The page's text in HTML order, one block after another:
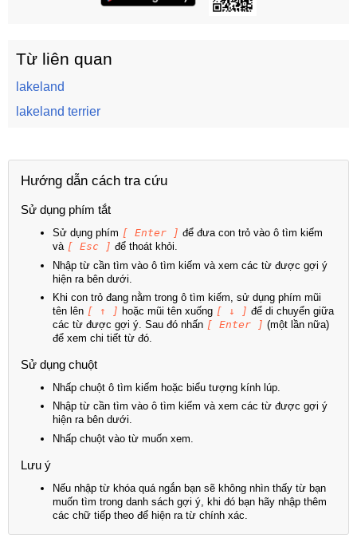
Từ liên quan
lakeland
lakeland terrier
Hướng dẫn cách tra cứu
Sử dụng phím tắt
Sử dụng phím [ Enter ] để đưa con trỏ vào ô tìm kiếm
và [ Esc ] để thoát khỏi.
Nhập từ cần tìm vào ô tìm kiếm và xem các từ được gợi ý
hiện ra bên dưới.
Khi con trỏ đang nằm trong ô tìm kiếm, sử dụng phím mũi
tên lên [ ↑ ] hoặc mũi tên xuống [ ↓ ] để di chuyển giữa
các từ được gợi ý. Sau đó nhấn [ Enter ] (một lần nữa)
để xem chi tiết từ đó.
Sử dụng chuột
Nhấp chuột ô tìm kiếm hoặc biểu tượng kính lúp.
Nhập từ cần tìm vào ô tìm kiếm và xem các từ được gợi ý
hiện ra bên dưới.
Nhấp chuột vào từ muốn xem.
Lưu ý
Nếu nhập từ khóa quá ngắn bạn sẽ không nhìn thấy từ bạn
muốn tìm trong danh sách gợi ý, khi đó bạn hãy nhập thêm
các chữ tiếp theo để hiện ra từ chính xác.